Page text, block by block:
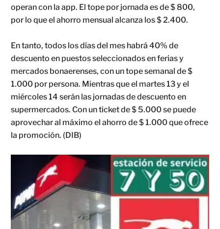
operan con la app. El tope por jornada es de $ 800,
por lo que el ahorro mensual alcanza los $ 2.400.
En tanto, todos los días del mes habrá 40% de
descuento en puestos seleccionados en ferias y
mercados bonaerenses, con un tope semanal de $
1.000 por persona. Mientras que el martes 13 y el
miércoles 14 serán las jornadas de descuento en
supermercados. Con un ticket de $ 5.000 se puede
aprovechar al máximo el ahorro de $ 1.000 que ofrece
la promoción. (DIB)